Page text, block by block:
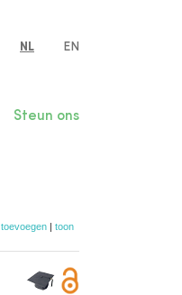
NL EN
Steun ons
toevoegen | toon